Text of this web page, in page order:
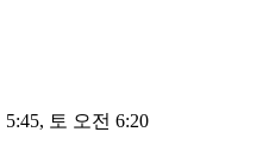
토 오전 6:20